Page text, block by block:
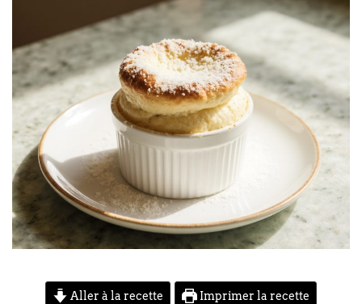
Aller à la recette Imprimer la recette